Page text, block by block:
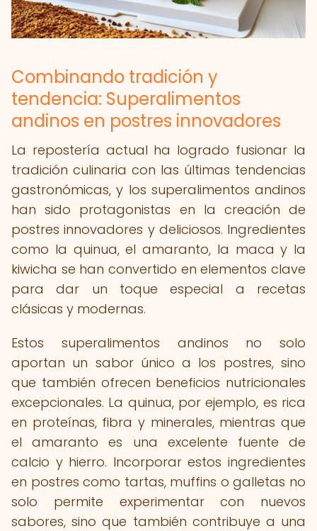
Combinando tradición y
tendencia: Superalimentos
andinos en postres innovadores
La repostería actual ha logrado fusionar la
tradición culinaria con las últimas tendencias
gastronómicas, y los superalimentos andinos
han sido protagonistas en la creación de
postres innovadores y deliciosos. Ingredientes
como la quinua, el amaranto, la maca y la
kiwicha se han convertido en elementos clave
para dar un toque especial a recetas
clásicas y modernas.
Estos superalimentos andinos no solo
aportan un sabor único a los postres, sino
que también ofrecen beneficios nutricionales
excepcionales. La quinua, por ejemplo, es rica
en proteínas, fibra y minerales, mientras que
el amaranto es una excelente fuente de
calcio y hierro. Incorporar estos ingredientes
en postres como tartas, muffins o galletas no
solo permite experimentar con nuevos
sabores, sino que también contribuye a una